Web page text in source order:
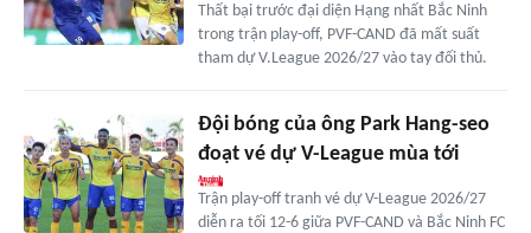
Thất bại trước đại diện Hạng nhất Bắc Ninh
trong trận play-off, PVF-CAND đã mất suất
tham dự V.League 2026/27 vào tay đối thủ.
Đội bóng của ông Park Hang-seo
đoạt vé dự V-League mùa tới
Trận play-off tranh vé dự V-League 2026/27
diễn ra tối 12-6 giữa PVF-CAND và Bắc Ninh FC